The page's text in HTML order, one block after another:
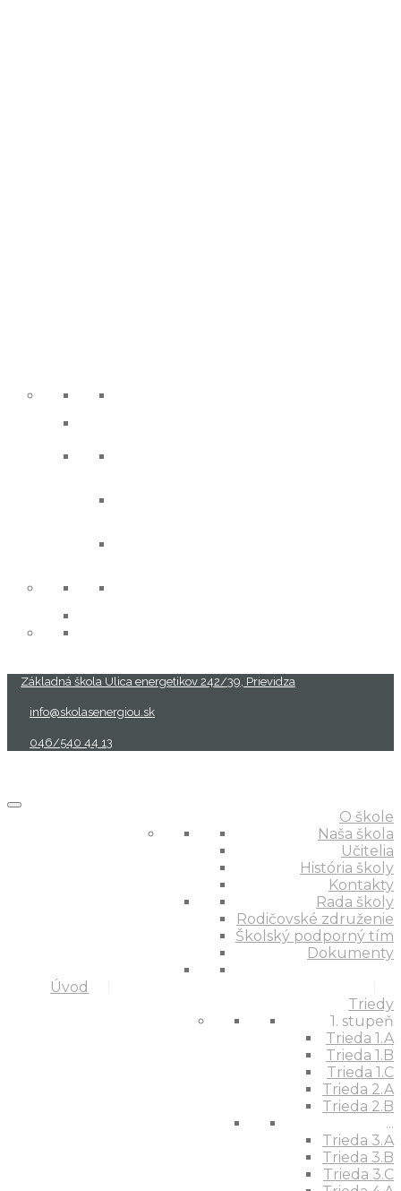
Základná škola Ulica energetikov 242/39, Prievidza
info@skolasenergiou.sk
046/540 44 13
Úvod
O škole
Naša škola
Učitelia
História školy
Kontakty
Rada školy
Rodičovské združenie
Školský podporný tím
Dokumenty
Triedy
1. stupeň
Trieda 1.A
Trieda 1.B
Trieda 1.C
Trieda 2.A
Trieda 2.B
...
Trieda 3.A
Trieda 3.B
Trieda 3.C